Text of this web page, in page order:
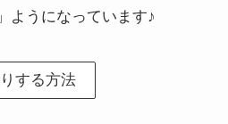
」ようになっています♪
する方法